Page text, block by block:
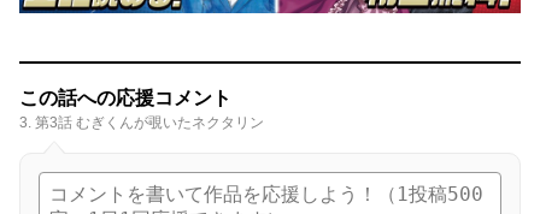
この話への応援コメント
3. 第3話 むぎくんが覗いたネクタリン